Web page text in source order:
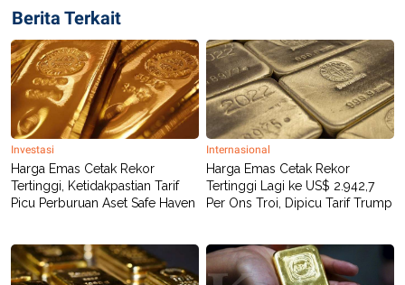
A
P
E
R
E
R
T
I
S
I
N
G
K
G
M
E
D
.
I
D
Berita Terkait
Investasi
Harga Emas Cetak Rekor
Tertinggi, Ketidakpastian Tarif
Picu Perburuan Aset Safe Haven
Internasional
Harga Emas Cetak Rekor
Tertinggi Lagi ke US$ 2.942,7
Per Ons Troi, Dipicu Tarif Trump